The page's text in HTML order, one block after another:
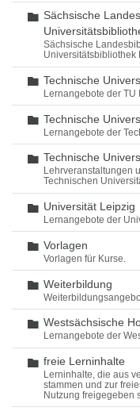
Ordner
Sächsische
Sächsische
Universitätsbibliothek
Ordner
Technische
Lernangebote der
Ordner
Technische
Lernangebote der
Ordner
Technische
Lehrveranstaltungen
Technischen
Ordner
Universität Leipzig
Lernangebote der
Ordner
Vorlagen
Vorlagen für Kurse.
Ordner
Weiterbildung
Ordner
Westsächsische
Lernangebote der
Ordner
freie Lerninhalte
Lerninhalte, die aus
stammen und zur
Nutzung freigegeben